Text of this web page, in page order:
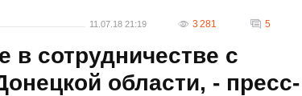
11.07.18 21:19 3 281 5
сотрудничестве с
области, - пресс-